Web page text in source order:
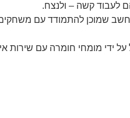
לעבוד קשה – ולנצח.
על ידי מומחי חומרה עם שירות